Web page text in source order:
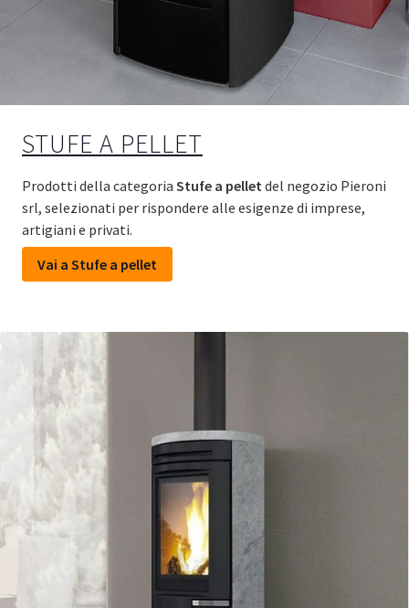
STUFE A PELLET
Prodotti della categoria Stufe a pellet del negozio Pieroni
srl, selezionati per rispondere alle esigenze di imprese,
artigiani e privati.
Vai a Stufe a pellet